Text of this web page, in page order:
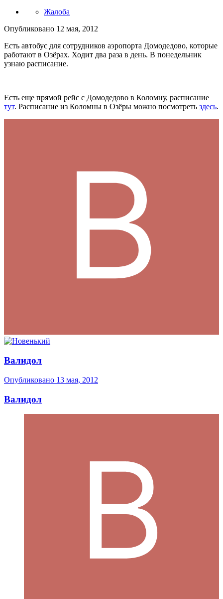
Жалоба
Опубликовано 12 мая, 2012
Есть автобус для сотрудников аэропорта Домодедово, которые
работают в Озёрах. Ходит два раза в день. В понедельник
узнаю расписание.
Есть еще прямой рейс с Домодедово в Коломну, расписание
тут. Расписание из Коломны в Озёры можно посмотреть здесь.
Валидол
Опубликовано 13 мая, 2012
Валидол